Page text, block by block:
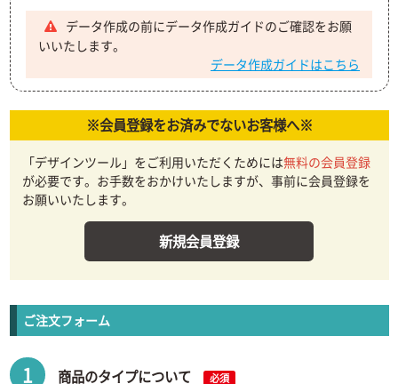
データ作成の前にデータ作成ガイドのご確認をお願
いいたします。
データ作成ガイドはこちら
※会員登録をお済みでないお客様へ※
「デザインツール」をご利用いただくためには無料の会員登録
が必要です。お手数をおかけいたしますが、事前に会員登録を
お願いいたします。
新規会員登録
ご注文フォーム
1 商品のタイプについて 必須